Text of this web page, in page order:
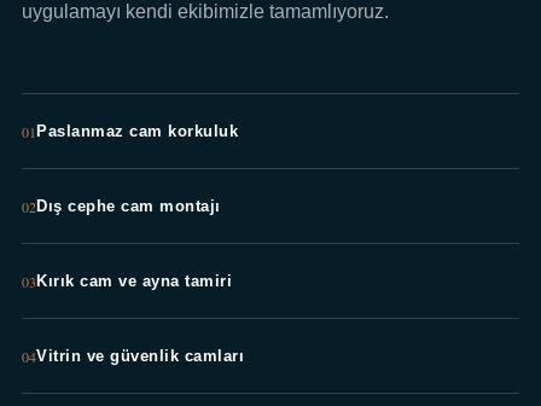
uygulamayı kendi ekibimizle tamamlıyoruz.
01Paslanmaz cam korkuluk
02Dış cephe cam montajı
03Kırık cam ve ayna tamiri
04Vitrin ve güvenlik camları